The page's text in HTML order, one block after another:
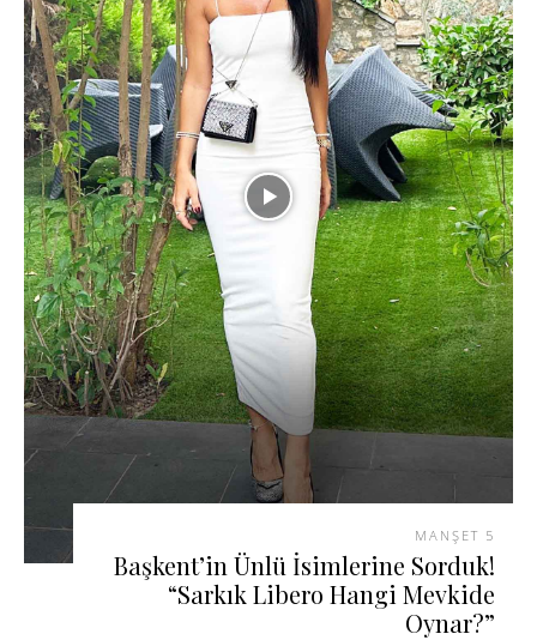
MANŞET 5
Başkent’in Ünlü İsimlerine Sorduk!
“Sarkık Libero Hangi Mevkide
Oynar?”